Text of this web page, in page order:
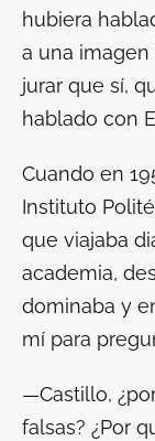
hubiera
a una imagen
jurar que sí,
hablado con
Cuando en
Instituto
que viajaba
academia,
dominaba y
mí para
—Castillo,
falsas? ¿Por